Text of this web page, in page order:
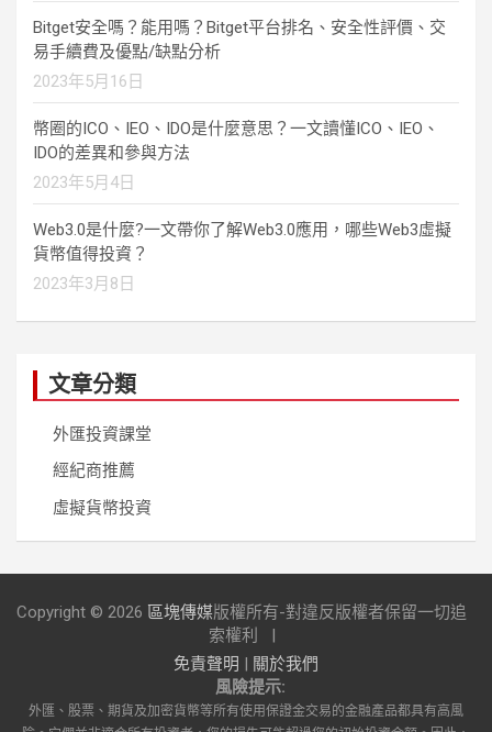
Bitget安全嗎？能用嗎？Bitget平台排名、安全性評價、交
易手續費及優點/缺點分析
2023年5月16日
幣圈的ICO、IEO、IDO是什麼意思？一文讀懂ICO、IEO、
IDO的差異和參與方法
2023年5月4日
Web3.0是什麼?一文帶你了解Web3.0應用，哪些Web3虛擬
貨幣值得投資？
2023年3月8日
文章分類
外匯投資課堂
經紀商推薦
虛擬貨幣投資
Copyright © 2026 區塊傳媒版權所有-對違反版權者保留一切追
索權利
免責聲明 | 關於我們
風險提示:
外匯、股票、期貨及加密貨幣等所有使用保證金交易的金融產品都具有高風